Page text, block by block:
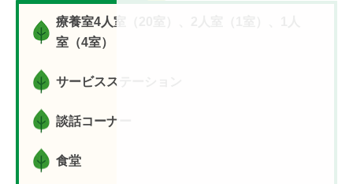
療養室4人室（20室）、2人室（1室）、1人
室（4室）
サービスステーション
談話コーナー
食堂